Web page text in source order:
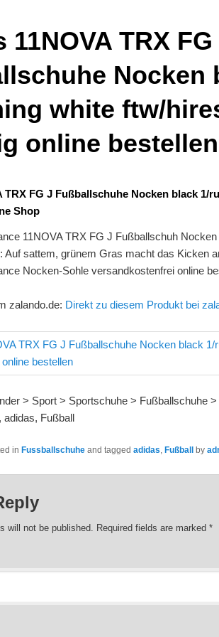
11NOVA TRX FG
Nocken
white ftw/
online bestellen
TRX FG J Fußballschuhe Nocken black 1/
Shop
11NOVA TRX FG J Fußballschuh
Auf sattem, grünem Gras macht das Kicken
Nocken-Sohle versandkostenfrei online
zalando.de: Direkt zu diesem Produkt bei
> Sport > Sportschuhe > Fußballschuhe
adidas, Fußball
in Fussballschuheand tagged adidas, Fußball by
will not be published. Required fields are marked *